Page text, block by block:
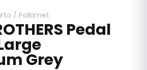
/ Polkimet
Pedal
Grey